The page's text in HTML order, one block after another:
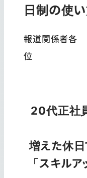
日制の使
報道関係者各
20代正社
増えた休日
「スキル